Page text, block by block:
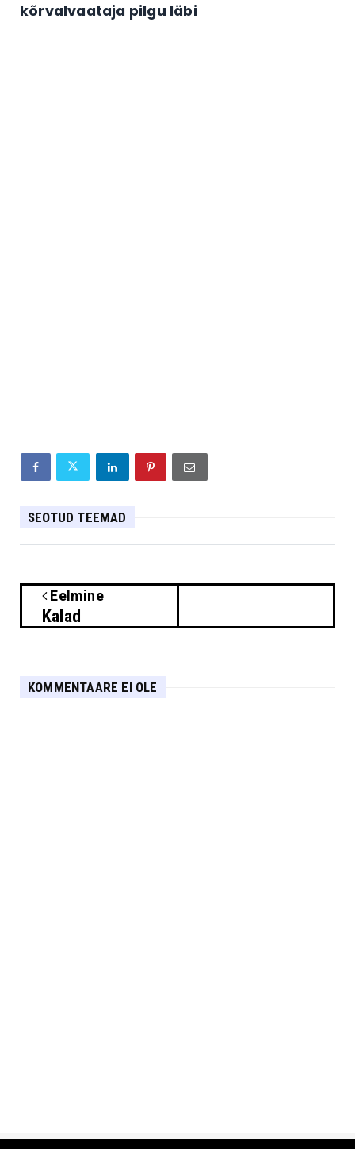
kõrvalvaataja pilgu läbi
SEOTUD TEEMAD
Eelmine
Kalad
KOMMENTAARE EI OLE